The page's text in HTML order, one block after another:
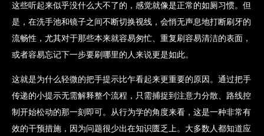
这些听起来似乎没什么大不了的，感觉就像是正常的如厕习惯。但
是，在洗手池和镜子之间不断切换视线，会悄无声息地打断刷牙的
流畅性，尤其对于那些本来就容易匆忙、重复刷容易清洁的表面，
或者容易忘记下一步要刷哪里的人来说更是如此。
这就是为什么轻微的把手提示比乍看起来更重要的原因。通过把手
传递的小提示无需解释整个流程，只需捕捉到注意力分散、路线控
制开始松动的那一刻即可。从行为学的角度来看，这是一种非常有
效的干预措施，因为问题很少出在知识匮乏上。大多数人都知道应